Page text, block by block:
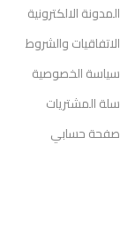
المدونة الالكترونية
الاتفاقيات والشروط
سياسة الخصوصية
سلة المشتريات
صفحة حسابي